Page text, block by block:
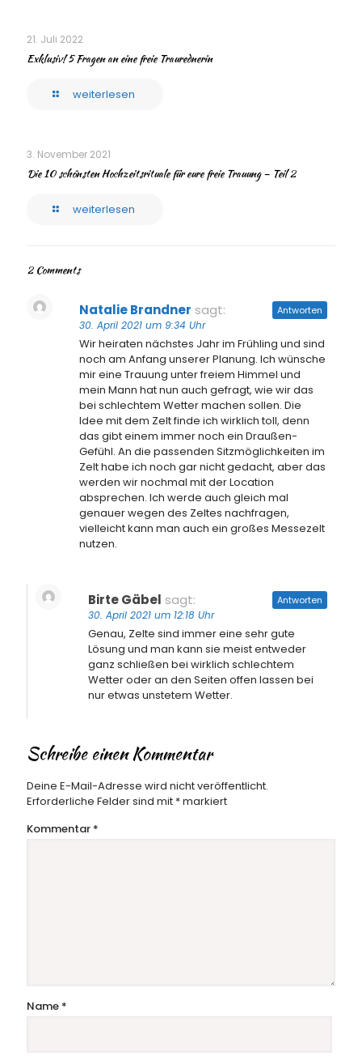
21. Juli 2022
Exklusiv! 5 Fragen an eine freie Traurednerin
weiterlesen
3. November 2021
Die 10 schönsten Hochzeitsrituale für eure freie Trauung – Teil 2
weiterlesen
2 Comments
Natalie Brandner sagt:
30. April 2021 um 9:34 Uhr
Wir heiraten nächstes Jahr im Frühling und sind
noch am Anfang unserer Planung. Ich wünsche
mir eine Trauung unter freiem Himmel und
mein Mann hat nun auch gefragt, wie wir das
bei schlechtem Wetter machen sollen. Die
Idee mit dem Zelt finde ich wirklich toll, denn
das gibt einem immer noch ein Draußen-
Gefühl. An die passenden Sitzmöglichkeiten im
Zelt habe ich noch gar nicht gedacht, aber das
werden wir nochmal mit der Location
absprechen. Ich werde auch gleich mal
genauer wegen des Zeltes nachfragen,
vielleicht kann man auch ein großes Messezelt
nutzen.
Antworten
Birte Gäbel sagt:
30. April 2021 um 12:18 Uhr
Genau, Zelte sind immer eine sehr gute
Lösung und man kann sie meist entweder
ganz schließen bei wirklich schlechtem
Wetter oder an den Seiten offen lassen bei
nur etwas unstetem Wetter.
Antworten
Schreibe einen Kommentar
Deine E-Mail-Adresse wird nicht veröffentlicht.
Erforderliche Felder sind mit *markiert
Kommentar *
Name *